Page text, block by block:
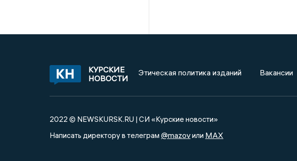
КУРСКИЕ
НОВОСТИ
Этическая политика изданий Вакансии
2022 © NEWSKURSK.RU | СИ «Курские новости»
Написать директору в телеграм @mazovили MAX